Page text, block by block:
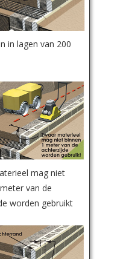
in lagen van 200
mag niet
van de
worden gebruikt